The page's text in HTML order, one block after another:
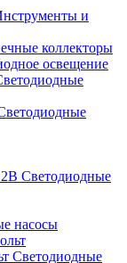
и
коллекторы
освещение
Светодиодные
насосы
Светодиодные